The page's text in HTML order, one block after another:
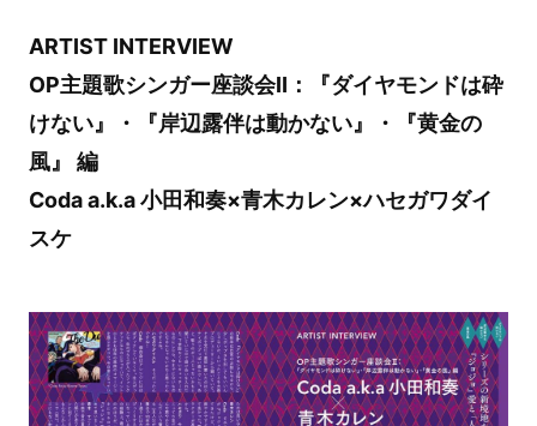
ARTIST INTERVIEW
OP主題歌シンガー座談会Ⅱ：『ダイヤモンドは砕
けない』・『岸辺露伴は動かない』・『黄金の
風』 編
Coda a.k.a 小田和奏×青木カレン×ハセガワダイ
スケ